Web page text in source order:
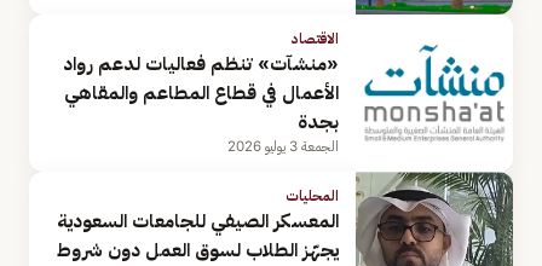
الاقتصاد
«منشآت» تنظم فعاليات لدعم رواد
الأعمال في قطاع المطاعم والمقاهي
بجدة
الجمعة 3 يوليو 2026
المحليات
المعسكر الصيفي للجامعات السعودية
يجهّز الطلاب لسوق العمل دون شروط